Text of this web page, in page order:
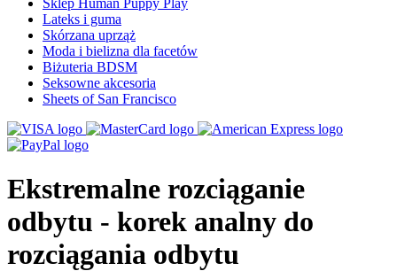
Sklep Human Puppy Play
Lateks i guma
Skórzana uprząż
Moda i bielizna dla facetów
Biżuteria BDSM
Seksowne akcesoria
Sheets of San Francisco
Ekstremalne rozciąganie
odbytu - korek analny do
rozciągania odbytu